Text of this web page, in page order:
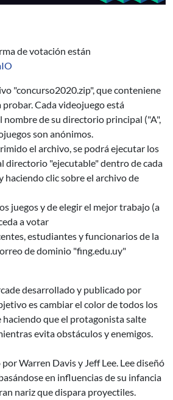
de votación están
"concurso2020.zip", que conteniene
Cada videojuego está
de su directorio principal ("A",
son anónimos.
el archivo, se podrá ejecutar los
directorio "ejecutable" dentro de cada
haciendo clic sobre el archivo de
juegos y de elegir el mejor trabajo (a
a votar
estudiantes y funcionarios de la
de dominio "fing.edu.uy"
desarrollado y publicado por
es cambiar el color de todos los
haciendo que el protagonista salte
evita obstáculos y enemigos.
Warren Davis y Jeff Lee. Lee diseñó
en influencias de su infancia
nariz que dispara proyectiles.